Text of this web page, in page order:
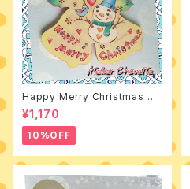
Happy Merry Christmas 素
材付きキット
¥1,170
10%OFF